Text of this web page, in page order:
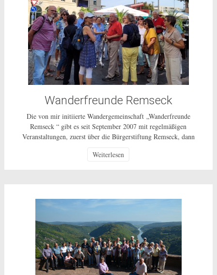
Wanderfreunde Remseck
Die von mir initiierte Wandergemeinschaft „Wanderfreunde
Remseck “ gibt es seit September 2007 mit regelmäßigen
Veranstaltungen, zuerst über die Bürgerstiftung Remseck, dann
Bürgerschaftliches Engagement für alle Bürgerinnen und Bürger
Weiterlesen